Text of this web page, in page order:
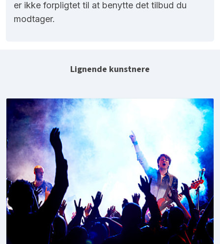
er ikke forpligtet til at benytte det tilbud du
modtager.
Lignende kunstnere